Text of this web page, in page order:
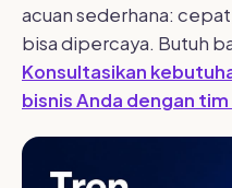
acuan sederhana:
bisa dipercaya. Butuh
Konsultasikan
bisnis Anda dengan tim